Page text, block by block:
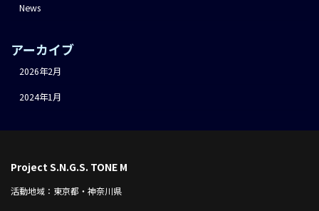
News
アーカイブ
2026年2月
2024年1月
Project S.N.G.S. TONE M
活動地域：東京都・神奈川県